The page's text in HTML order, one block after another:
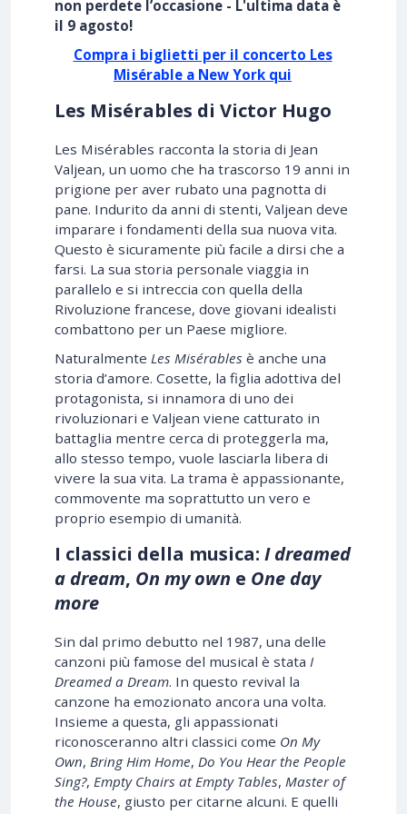
non perdete l’occasione - L'ultima data è
il 9 agosto!
Compra i biglietti per il concerto Les
Misérable a New York qui
Les Misérables di Victor Hugo
Les Misérables racconta la storia di Jean
Valjean, un uomo che ha trascorso 19 anni in
prigione per aver rubato una pagnotta di
pane. Indurito da anni di stenti, Valjean deve
imparare i fondamenti della sua nuova vita.
Questo è sicuramente più facile a dirsi che a
farsi. La sua storia personale viaggia in
parallelo e si intreccia con quella della
Rivoluzione francese, dove giovani idealisti
combattono per un Paese migliore.
Naturalmente Les Misérables è anche una
storia d’amore. Cosette, la figlia adottiva del
protagonista, si innamora di uno dei
rivoluzionari e Valjean viene catturato in
battaglia mentre cerca di proteggerla ma,
allo stesso tempo, vuole lasciarla libera di
vivere la sua vita. La trama è appassionante,
commovente ma soprattutto un vero e
proprio esempio di umanità.
I classici della musica: I dreamed
a dream, On my own e One day
more
Sin dal primo debutto nel 1987, una delle
canzoni più famose del musical è stata I
Dreamed a Dream. In questo revival la
canzone ha emozionato ancora una volta.
Insieme a questa, gli appassionati
riconosceranno altri classici come On My
Own, Bring Him Home, Do You Hear the People
Sing?, Empty Chairs at Empty Tables, Master of
the House, giusto per citarne alcuni. E quelli